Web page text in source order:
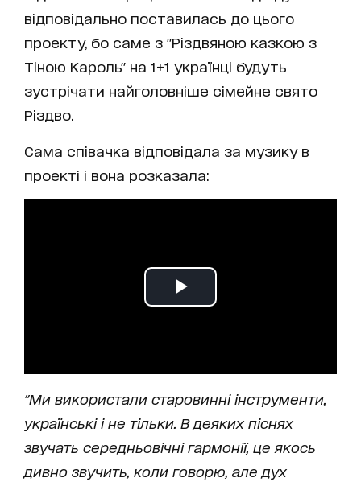
відповідально поставилась до цього
проекту, бо саме з "Різдвяною казкою з
Тіною Кароль" на 1+1 українці будуть
зустрічати найголовніше сімейне свято
Різдво.
Сама співачка відповідала за музику в
проекті і вона розказала:
"Ми використали старовинні інструменти,
українські і не тільки. В деяких піснях
звучать середньовічні гармонії, це якось
дивно звучить, коли говорю, але дух